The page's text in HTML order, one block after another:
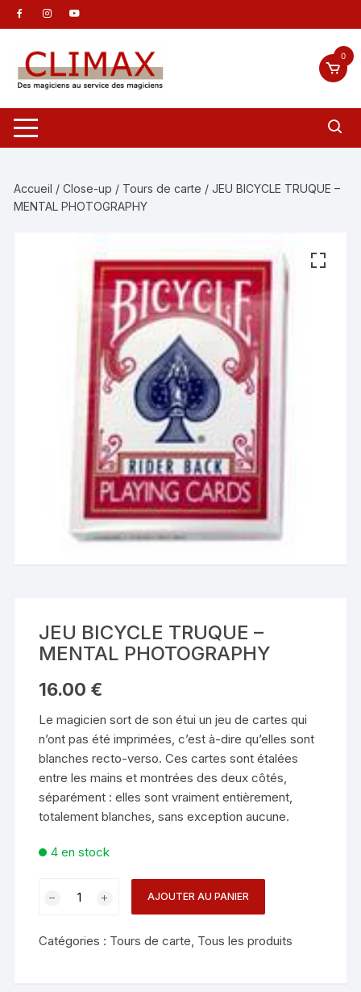
Aller
au
contenu
0
Accueil /Close-up / Tours de carte / JEU BICYCLE TRUQUE –
MENTAL PHOTOGRAPHY
JEU BICYCLE TRUQUE –
MENTAL PHOTOGRAPHY
16.00 €
Le magicien sort de son étui un jeu de cartes qui
n’ont pas été imprimées, c’est à-dire qu’elles sont
blanches recto-verso. Ces cartes sont étalées
entre les mains et montrées des deux côtés,
séparément : elles sont vraiment entièrement,
totalement blanches, sans exception aucune.
4 en stock
BICYCLE
AJOUTER AU PANIER
Catégories : Tours de carte, Tous les produits